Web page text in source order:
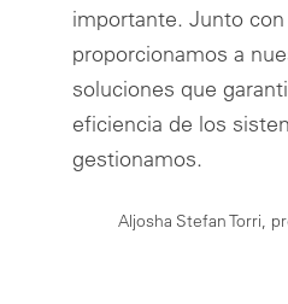
importante. Junto
proporcionamos a
soluciones que
eficiencia de los
gestionamos.
Aljosha Stefan Torri,